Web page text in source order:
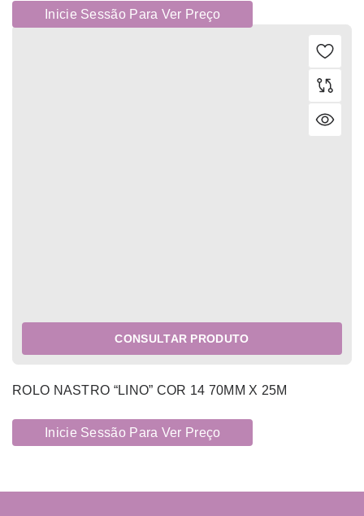
Inicie Sessão Para Ver Preço
CONSULTAR PRODUTO
ROLO NASTRO “LINO” COR 14 70MM X 25M
Inicie Sessão Para Ver Preço